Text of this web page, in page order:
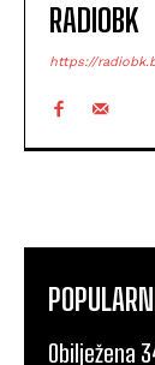
RADIOBK
https://
Obilježena